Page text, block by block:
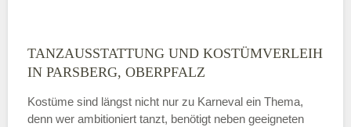
TANZAUSSTATTUNG UND KOSTÜMVERLEIH
IN PARSBERG, OBERPFALZ
Kostüme sind längst nicht nur zu Karneval ein Thema,
denn wer ambitioniert tanzt, benötigt neben geeigneten